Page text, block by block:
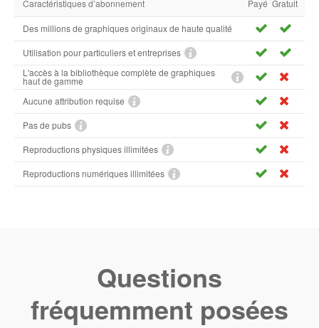
Caractéristiques d’abonnement Payé Gratuit
Des millions de graphiques originaux de haute qualité
Utilisation pour particuliers et entreprises
L'accès à la bibliothèque complète de graphiques
haut de gamme
Aucune attribution requise
Pas de pubs
Reproductions physiques illimitées
Reproductions numériques illimitées
Questions
fréquemment posées